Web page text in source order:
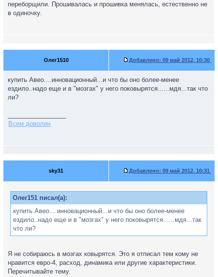
переборщили. Прошивалась и прошивка менялась, естественно не
в одиночку.
Олег1510 Добавлено: 09 май 2012, 10:30
купить Авео....инновационный...и что бы оно более-менее
ездило..надо еще и в "мозгах" у него поковырятся......мдя...так что
ли?
Всем доволен
sky31 Добавлено: 09 май 2012, 10:31
Олег151 писал(а):
купить Авео....инновационный...и что бы оно более-менее
ездило..надо еще и в "мозгах" у него поковырятся......мдя...так
что ли?
Я не собираюсь в мозгах ковырятся. Это я отписал тем кому не
нравится евро-4, расход, динамика или другие характеристики.
Перечитывайте тему.